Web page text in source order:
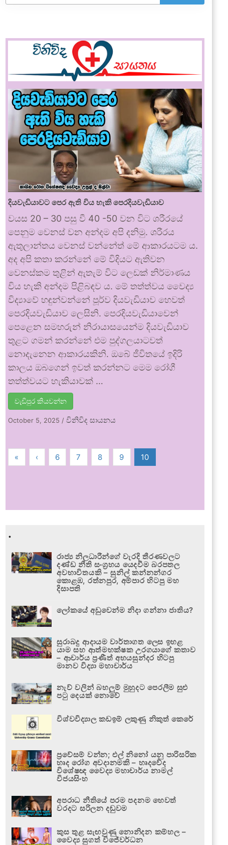
දියවැඩියාවට පෙර ඇති විය හැකි පෙරදියවැඩියාව
වයස 20 – 30 පසු වී 40 -50 වන විට ශරීරයේ
පෙනුම වෙනස් වන අන්දම අපි දනිමු. ශරීරය
ඇතුලාන්තය වෙනස් වන්නේත් මේ ආකාරයටම ය.
අද අපි කතා කරන්නේ මේ විදියට ඇතිවන
වෙනස්කම තුළින් ඇතැම් විට ලෙඩක් නිර්මාණය
විය හැකි අන්දම පිළිබඳව ය. මේ තත්ත්වය වෛද්‍ය
විද්‍යාවේ හඳුන්වන්නේ පූර්ව දියවැඩියාව හෙවත්
පෙරදියවැඩියාව ලෙසිනි. පෙරදියවැඩියාවෙන්
පෙළෙන සමහරුන් නිරායාසයෙන්ම දියවැඩියාව
තුළට ගමන් කරන්නේ එම පුද්ගලයාටවත්
නොදැනෙන ආකාරයකිනි. ඔබේ ජීවිතයේ ඉදිරි
කාලය ඔබගෙන් ඉවත් කරන්නට මෙම රෝගී
තත්ත්වයට හැකියාවක් …
වැඩිපුර කියවන්න
October 5, 2025 /විනිවිද සායනය
« ‹ 6 7 8 9 10
.
රාජ්‍ය නිලධාරීන්ගේ වැරදි තීරණවලට
දණ්ඩ නීති සංග්‍රහය යෙදවීම බරපතල
අවභාවිතයකි – සුනිල් කන්නන්ගර
කොළඹ, රත්නපුර, අම්පාර හිටපු මහ
දිසාපති
ලෝකයේ අඩුවෙන්ම නිදා ගන්නා ජාතිය?
සුරාබදු ආදායම වාර්තාගත ලෙස ඉහළ
යාම සහ ආත්මභක්ෂක උරගයාගේ කතාව
– ආචාර්ය ප්‍රණීත් අභයසුන්දර හිටපු
මානව විද්‍යා මහාචාර්ය
නැව් වලින් බහලුම් මුහුදට පෙරලීම සුළු
පටු දෙයක් නොවේ
විශ්වවිද්‍යාල කඩඉම් ලකුණු නිකුත් කෙරේ
ප්‍රවේසම් වන්න; එල් නිනෝ යනු පාරිසරික
හෘද රෝග අවදානමකි – හෘදවේද
විශේෂඥ වෛද්‍ය මහාචාර්ය නාමල්
විජයසිංහ
අපරාධ නීතියේ පරම පදනම හෙවත්
වරදට සරිලන දඬුවම
කුස තුළ සැඟවුණු නොනිදන කම්හල –
වෛද්‍ය සුගත් විජේවර්ධන